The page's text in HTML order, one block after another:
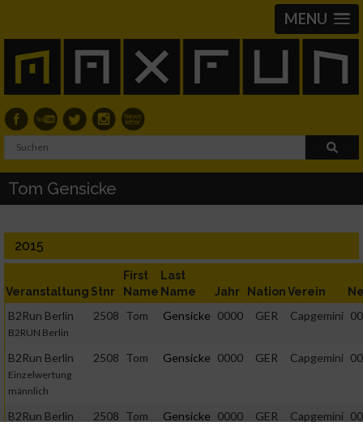
MENU
Tom Gensicke
2015
Veranstaltung Stnr
First
Name
Last
Name
Jahr NationVerein
B2Run Berlin
B2RUN Berlin
2508 Tom Gensicke 0000 GER Capgemini
B2Run Berlin
Einzelwertung
männlich
2508 Tom Gensicke 0000 GER Capgemini
B2Run Berlin 2508 Tom Gensicke 0000 GER Capgemini